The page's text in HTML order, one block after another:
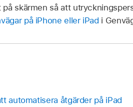
skärmen så att
på iPhone eller iPad i
automatisera åtgärder på iPad